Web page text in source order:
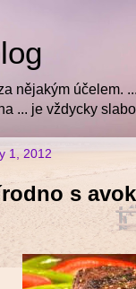
nějakým účelem.
... je vždycky
1, 2012
s